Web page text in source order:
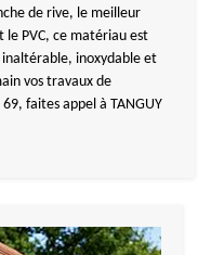
de rive, le meilleur
le PVC, ce matériau est
inoxydable et
vos travaux de
faites appel à TANGUY